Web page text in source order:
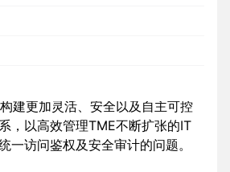
新，提升数据安全可控与高效运
建更加灵活、安全以及自主可控
，以高效管理TME不断扩张的IT
一访问鉴权及安全审计的问题。